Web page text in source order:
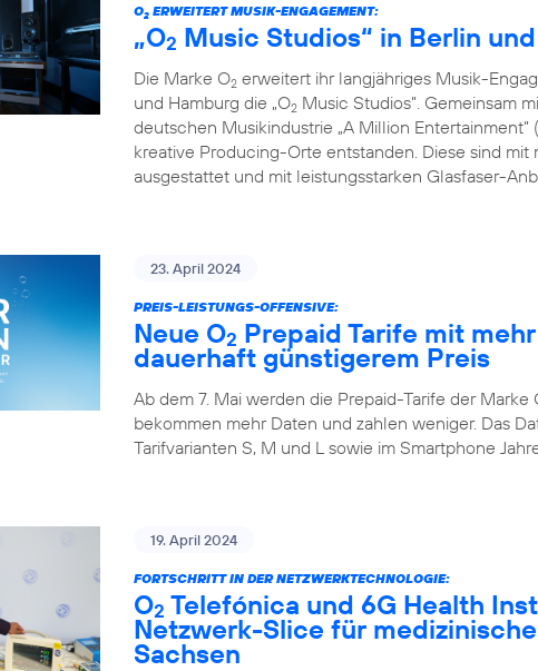
O2 ERWEITERT MUSIK-ENGAGEMENT:
„O2 Music Studios“ in Berlin
Die Marke O2 erweitert ihr langjähriges Musik-
und Hamburg die „O2 Music Studios”. Gemeinsam
deutschen Musikindustrie „A Million Entertainment”
kreative Producing-Orte entstanden. Diese sind
ausgestattet und mit leistungsstarken Glasfaser-
23. April 2024
PREIS-LEISTUNGS-OFFENSIVE:
Neue O2 Prepaid Tarife mit
dauerhaft günstigerem Preis
Ab dem 7. Mai werden die Prepaid-Tarife der Marke
bekommen mehr Daten und zahlen weniger. Das
Tarifvarianten S, M und L sowie im Smartphone
19. April 2024
FORTSCHRITT IN DER NETZWERKTECHNOLOGIE:
O2 Telefónica und 6G Health
Netzwerk-Slice für
Sachsen